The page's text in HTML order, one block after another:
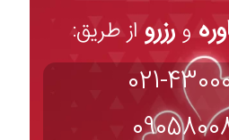
و رزرو از طریق:
021-